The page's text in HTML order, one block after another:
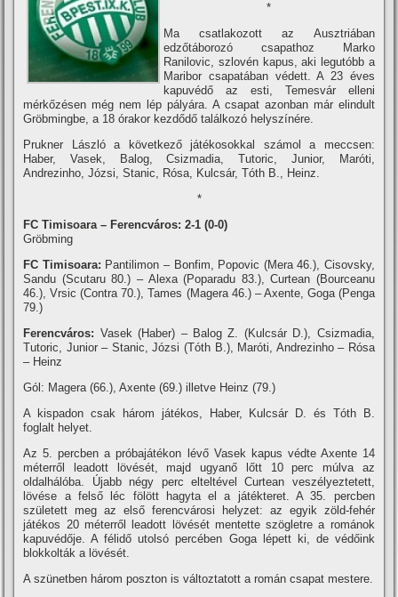
*
Ma csatlakozott az Ausztriában
edzőtáborozó csapathoz Marko
Ranilovic, szlovén kapus, aki legutóbb a
Maribor csapatában védett. A 23 éves
kapuvédő az esti, Temesvár elleni
mérkőzésen még nem lép pályára. A csapat azonban már elindult
Gröbmingbe, a 18 órakor kezdődő találkozó helyszí­nére.
Prukner László a következő játékosokkal számol a meccsen:
Haber, Vasek, Balog, Csizmadia, Tutoric, Junior, Maróti,
Andrezinho, Józsi, Stanic, Rósa, Kulcsár, Tóth B., Heinz.
*
FC Timisoara – Ferencváros: 2-1 (0-0)
Gröbming
FC Timisoara: Pantilimon – Bonfim, Popovic (Mera 46.), Cisovsky,
Sandu (Scutaru 80.) – Alexa (Poparadu 83.), Curtean (Bourceanu
46.), Vrsic (Contra 70.), Tames (Magera 46.) – Axente, Goga (Penga
79.)
Ferencváros: Vasek (Haber) – Balog Z. (Kulcsár D.), Csizmadia,
Tutoric, Junior – Stanic, Józsi (Tóth B.), Maróti, Andrezinho – Rósa
– Heinz
Gól: Magera (66.), Axente (69.) illetve Heinz (79.)
A kispadon csak három játékos, Haber, Kulcsár D. és Tóth B.
foglalt helyet.
Az 5. percben a próbajátékon lévő Vasek kapus védte Axente 14
méterről leadott lövését, majd ugyanő lőtt 10 perc múlva az
oldalhálóba. Újabb négy perc elteltével Curtean veszélyeztetett,
lövése a felső léc fölött hagyta el a játékteret. A 35. percben
született meg az első ferencvárosi helyzet: az egyik zöld-fehér
játékos 20 méterről leadott lövését mentette szögletre a románok
kapuvédője. A félidő utolsó percében Goga lépett ki, de védőink
blokkolták a lövését.
A szünetben három poszton is változtatott a román csapat mestere.